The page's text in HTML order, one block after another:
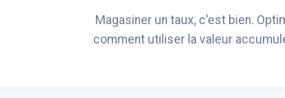
Magasiner un taux, c'est bien.
comment utiliser la valeur